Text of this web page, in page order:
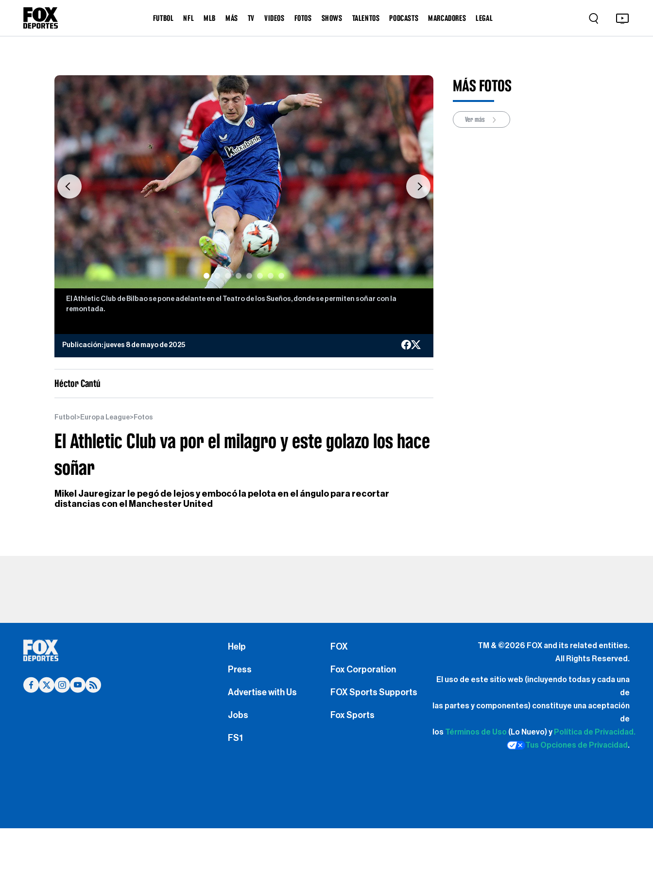
FUTBOL NFL MLB MÁS TV VIDEOS FOTOS SHOWS TALENTOS PODCASTS MARCADORES LEGAL
Previous Next
El Athletic Club de Bilbao se pone adelante en el Teatro de los Sueños, donde se permiten soñar con la
remontada.
Publicación: jueves 8 de mayo de 2025
Héctor Cantú
Futbol > Europa League> Fotos
El Athletic Club va por el milagro y este golazo los hace
soñar
Mikel Jauregizar le pegó de lejos y embocó la pelota en el ángulo para recortar
distancias con el Manchester United
MÁS FOTOS
Ver más
Help
Press
Advertise with Us
Jobs
FS1
FOX
Fox Corporation
FOX Sports Supports
Fox Sports
TM & ©2026 FOX and its related entities.
All Rights Reserved.
El uso de este sitio web (incluyendo todas y cada una
de
las partes y componentes) constituye una aceptación
de
los Términos de Uso (Lo Nuevo) y Política de Privacidad.
Tus Opciones de Privacidad .